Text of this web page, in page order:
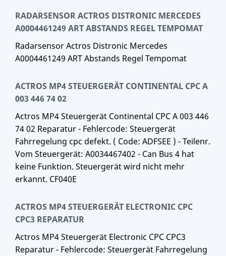
RADARSENSOR ACTROS DISTRONIC MERCEDES
A0004461249 ART ABSTANDS REGEL TEMPOMAT
Radarsensor Actros Distronic Mercedes
A0004461249 ART Abstands Regel Tempomat
ACTROS MP4 STEUERGERÄT CONTINENTAL CPC A
003 446 74 02
Actros MP4 Steuergerät Continental CPC A 003 446
74 02 Reparatur - Fehlercode: Steuergerät
Fahrregelung cpc defekt. ( Code: ADFSEE ) - Teilenr.
Vom Steuergerät: A0034467402 - Can Bus 4 hat
keine Funktion. Steuergerät wird nicht mehr
erkannt. CF040E
ACTROS MP4 STEUERGERÄT ELECTRONIC CPC
CPC3 REPARATUR
Actros MP4 Steuergerät Electronic CPC CPC3
Reparatur - Fehlercode: Steuergerät Fahrregelung